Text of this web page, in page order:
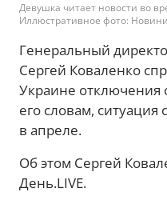
Девушка читает новости во
Иллюстративное фото:
Генеральный
Сергей Коваленко
Украине отключения
его словам, ситуация
в апреле.
Об этом Сергей
День.LIVE.